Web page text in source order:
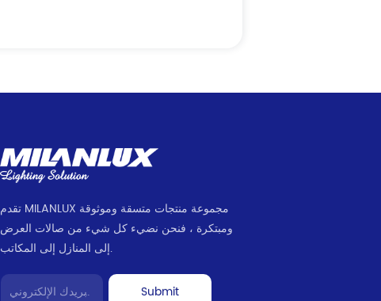
تقدم MILANLUX مجموعة منتجات متسقة وموثوقة
ومبتكرة ، فنحن نضيء كل شيء من صالات العرض
إلى المنازل إلى المكاتب.
Submit